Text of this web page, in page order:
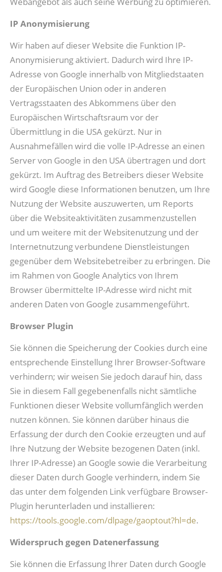
IP Anonymisierung
Wir haben auf dieser Website die Funktion IP-
Anonymisierung aktiviert. Dadurch wird Ihre IP-
Adresse von Google innerhalb von Mitgliedstaaten
der Europäischen Union oder in anderen
Vertragsstaaten des Abkommens über den
Europäischen Wirtschaftsraum vor der
Übermittlung in die USA gekürzt. Nur in
Ausnahmefällen wird die volle IP-Adresse an einen
Server von Google in den USA übertragen und dort
gekürzt. Im Auftrag des Betreibers dieser Website
wird Google diese Informationen benutzen, um Ihre
Nutzung der Website auszuwerten, um Reports
über die Websiteaktivitäten zusammenzustellen
und um weitere mit der Websitenutzung und der
Internetnutzung verbundene Dienstleistungen
gegenüber dem Websitebetreiber zu erbringen. Die
im Rahmen von Google Analytics von Ihrem
Browser übermittelte IP-Adresse wird nicht mit
anderen Daten von Google zusammengeführt.
Browser Plugin
Sie können die Speicherung der Cookies durch eine
entsprechende Einstellung Ihrer Browser-Software
verhindern; wir weisen Sie jedoch darauf hin, dass
Sie in diesem Fall gegebenenfalls nicht sämtliche
Funktionen dieser Website vollumfänglich werden
nutzen können. Sie können darüber hinaus die
Erfassung der durch den Cookie erzeugten und auf
Ihre Nutzung der Website bezogenen Daten (inkl.
Ihrer IP-Adresse) an Google sowie die Verarbeitung
dieser Daten durch Google verhindern, indem Sie
das unter dem folgenden Link verfügbare Browser-
Plugin herunterladen und installieren:
https://tools.google.com/dlpage/gaoptout?hl=de.
Widerspruch gegen Datenerfassung
Sie können die Erfassung Ihrer Daten durch Google